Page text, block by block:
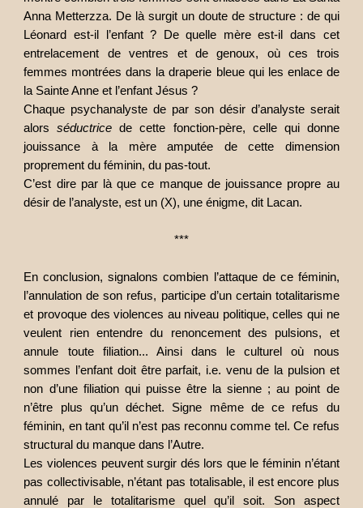
Anna Metterzza. De là surgit un doute de structure : de qui
Léonard est-il l’enfant ? De quelle mère est-il dans cet
entrelacement de ventres et de genoux, où ces trois
femmes montrées dans la draperie bleue qui les enlace de
la Sainte Anne et l’enfant Jésus ?
Chaque psychanalyste de par son désir d’analyste serait
alorsséductrice de cette fonction-père, celle qui donne
jouissance à la mère amputée de cette dimension
proprement du féminin, du pas-tout.
C’est dire par là que ce manque de jouissance propre au
désir de l’analyste, est un (X), une énigme, dit Lacan.
***
En conclusion, signalons combien l’attaque de ce féminin,
l’annulation de son refus, participe d’un certain totalitarisme
et provoque des violences au niveau politique, celles qui ne
veulent rien entendre du renoncement des pulsions, et
annule toute filiation... Ainsi dans le culturel où nous
sommes l’enfant doit être parfait, i.e. venu de la pulsion et
non d’une filiation qui puisse être la sienne ; au point de
n’être plus qu’un déchet. Signe même de ce refus du
féminin, en tant qu’il n’est pas reconnu comme tel. Ce refus
structural du manque dans l’Autre.
Les violences peuvent surgir dés lors que le féminin n’étant
pas collectivisable, n’étant pas totalisable, il est encore plus
annulé par le totalitarisme quel qu’il soit. Son aspect